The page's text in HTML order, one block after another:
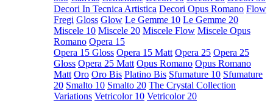
Decori In Tecnica Artistica Decori Opus Romano Flow
Fregi Gloss Glow Le Gemme 10 Le Gemme 20
Miscele 10 Miscele 20 Miscele Flow Miscele Opus
Romano Opera 15
Opera 15 Gloss Opera 15 Matt Opera 25 Opera 25
Gloss Opera 25 Matt Opus Romano Opus Romano
Matt Oro Oro Bis Platino Bis Sfumature 10 Sfumature
20 Smalto 10 Smalto 20 The Crystal Collection
Variations Vetricolor 10 Vetricolor 20